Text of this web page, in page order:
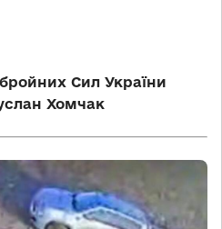
Сил України
Хомчак